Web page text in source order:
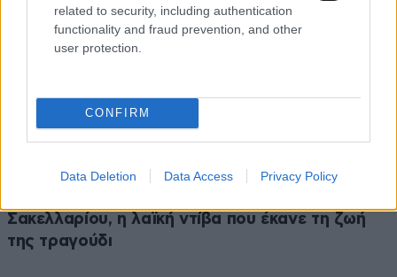
related to security, including authentication
functionality and fraud prevention, and other
user protection.
CONFIRM
Data Deletion Data Access Privacy Policy
06·08·2026 00:09
Σακελλαρίου, η λαϊκή ντίβα που έκανε τη ζωή
της τραγούδι